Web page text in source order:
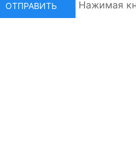
Нажимая